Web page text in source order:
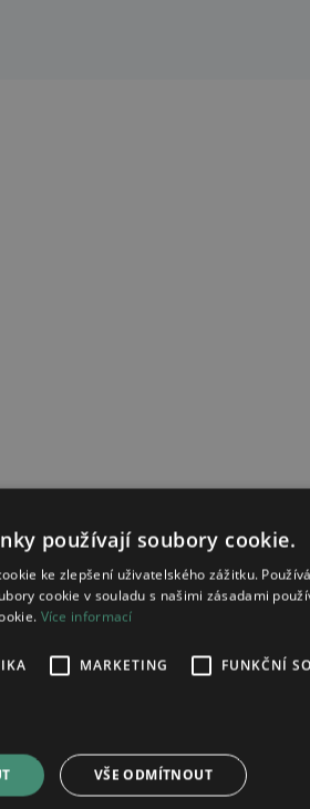
používají soubory cookie.
ke zlepšení uživatelského zážitku.
cookie v souladu s našimi zásadami
Více informací
MARKETING FUNKČNÍ
VŠE ODMÍTNOUT